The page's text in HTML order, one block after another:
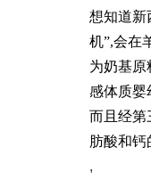
想知道新
机”,会在
为奶基原
感体质婴
而且经第
肪酸和钙
,